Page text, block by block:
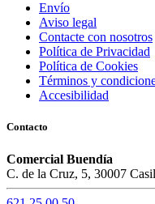
Envío
Aviso legal
Contacte con nosotros
Política de Privacidad
Política de Cookies
Términos y
Accesibilidad
Contacto
Comercial Buendía
C. de la Cruz, 5, 30007